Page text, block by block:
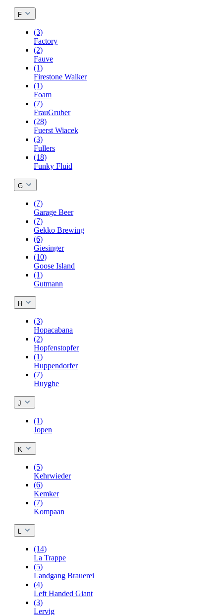
F
(3)
Factory
(2)
Fauve
(1)
Firestone Walker
(1)
Foam
(7)
FrauGruber
(28)
Fuerst Wiacek
(3)
Fullers
(18)
Funky Fluid
G
(7)
Garage Beer
(7)
Gekko Brewing
(6)
Giesinger
(10)
Goose Island
(1)
Gutmann
H
(3)
Hopacabana
(2)
Hopfenstopfer
(1)
Huppendorfer
(7)
Huyghe
J
(1)
Jopen
K
(5)
Kehrwieder
(6)
Kemker
(7)
Kompaan
(14)
La Trappe
(5)
Landgang Brauerei
(4)
Left Handed Giant
(3)
Lervig